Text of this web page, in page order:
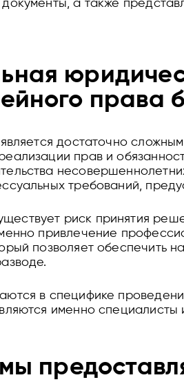
а также
права
достаточно
прав и
требований,
риск принятия
привлечение
позволяет обеспечить
в специфике
именно